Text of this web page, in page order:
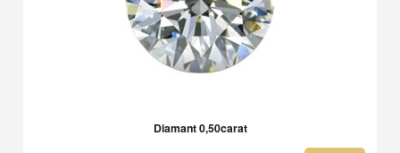
Diamant 0,50carat